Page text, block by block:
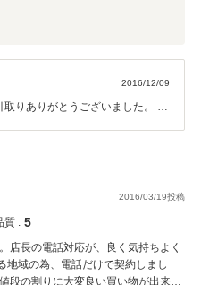
いただきますので何かございま
員一同、又のご来店お待ちして
2016/12/09
ねますが、当社の取引業者様が
ブルの際にもできるだけ迅速に
すので今後トラブルがでる可能
らご連絡ください。 shin00003
常にスムーズで当社といたしま
た。 次回の車輌入れ替えの際も
この度はありがとうございまし
2016/03/19投稿
質 : 5
店長の電話対応が、良く気持ちよく
地域の為、電話だけで契約しまし
段の割りに大変良い買い物が出来ま